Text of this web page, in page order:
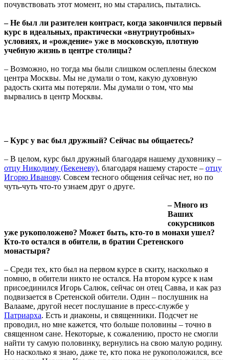
почувствовать этот момент, но мы старались, пытались.
– Не был ли разителен контраст, когда закончился первый
курс в идеальных, практически «внутриутробных»
условиях, и «рождение» уже в московскую, плотную
учебную жизнь в центре столицы?
– Возможно, но тогда мы были слишком ослеплены блеском
центра Москвы. Мы не думали о том, какую духовную
радость скита мы потеряли. Мы думали о том, что мы
вырвались в центр Москвы.
– Курс у вас был дружный? Сейчас вы общаетесь?
– В целом, курс был дружный благодаря нашему духовнику –
отцу Никодиму (Бекеневу), благодаря нашему старосте – отцу
Игорю Иванову. Совсем тесного общения сейчас нет, но по
чуть-чуть что-то узнаем друг о друге.
– Много из
Ваших
сокурсников
уже рукоположено? Может быть, кто-то в монахи ушел?
Кто-то остался в обители, в братии Сретенского
монастыря?
– Среди тех, кто был на первом курсе в скиту, насколько я
помню, в обители никто не остался. На втором курсе к нам
присоединился Игорь Салюк, сейчас он отец Савва, и как раз
подвизается в Сретенской обители. Один – послушник на
Валааме, другой несет послушание в пресс-службе у
Патриарха. Есть и диаконы, и священники. Подсчет не
проводил, но мне кажется, что больше половины – точно в
священном сане. Некоторые, к сожалению, просто не смогли
найти ту самую половинку, вернулись на свою малую родину.
Но насколько я знаю, даже те, кто пока не рукоположился, все